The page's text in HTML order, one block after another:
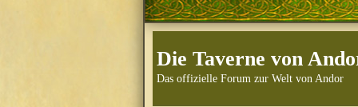
Die Taverne von
Das offizielle Forum zur Welt von Andor